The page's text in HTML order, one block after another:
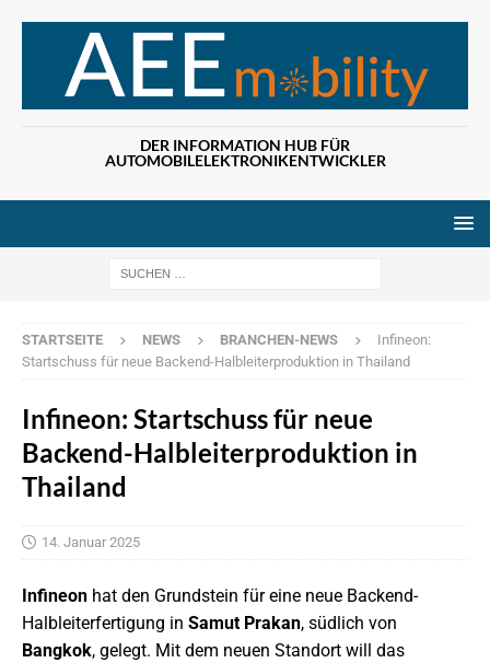
DER INFORMATION HUB FÜR
AUTOMOBILELEKTRONIKENTWICKLER
STARTSEITE NEWS BRANCHEN-NEWS
Infineon:
Startschuss für neue Backend-Halbleiterproduktion in Thailand
Infineon: Startschuss für neue
Backend-Halbleiterproduktion in
Thailand
14. Januar 2025
Infineon hat den Grundstein für eine neue Backend-
Halbleiterfertigung in Samut Prakan, südlich von
Bangkok, gelegt. Mit dem neuen Standort will das